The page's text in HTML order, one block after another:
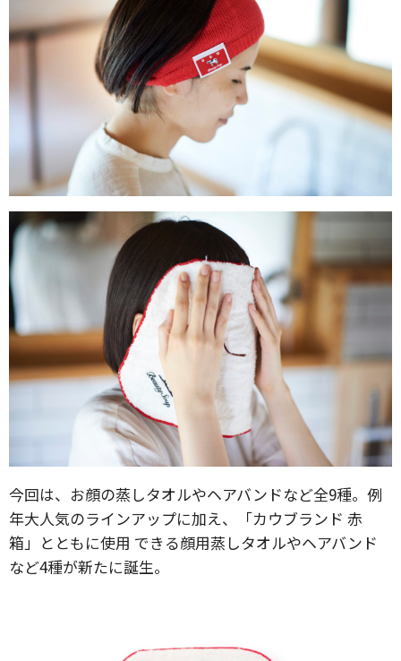
今回は、お顔の蒸しタオルやヘアバンドなど全9種。例
年大人気のラインアップに加え、「カウブランド 赤
箱」とともに使用 できる顔用蒸しタオルやヘアバンド
など4種が新たに誕生。